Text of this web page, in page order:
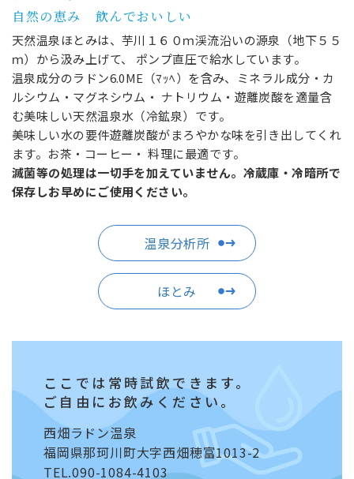
自然の恵み 飲んでおいしい
天然温泉ほとみは、芋川１６０ｍ渓流沿いの源泉（地下５５
ｍ）から汲み上げて、
ポンプ直圧で給水しています。
温泉成分のラドン6.0ME（ﾏｯﾍ）を含み、ミネラル成分・カ
ルシウム・マグネシウム・ ナトリウム・遊離炭酸を適量含
む美味しい天然温泉水（冷鉱泉）です。
美味しい水の要件遊離炭酸がまろやかな味を引き出してくれ
ます。お茶・コーヒー・ 料理に最適です。
滅菌等の処理は一切手を加えていません。冷蔵庫・冷暗所で
保存しお早めにご使用ください。
温泉分析所
ほとみ
ここでは常時試飲できます。
ご自由にお飲みください。
西畑ラドン温泉
福岡県那珂川町大字西畑穂富1013-2
TEL.090-1084-4103